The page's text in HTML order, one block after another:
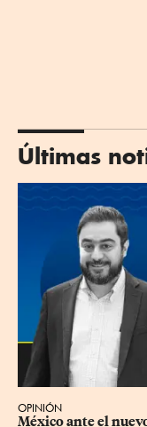
Últimas
OPINIÓN
México ante el